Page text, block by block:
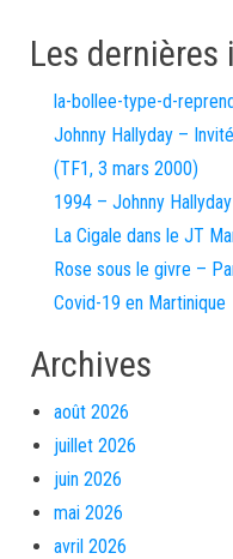
Les dernières
la-bollee-type-d-
Johnny Hallyday –
(TF1, 3 mars 2000)
1994 – Johnny
La Cigale dans le JT
Rose sous le givre –
Covid-19 en Martinique
Archives
août 2026
juillet 2026
juin 2026
mai 2026
avril 2026